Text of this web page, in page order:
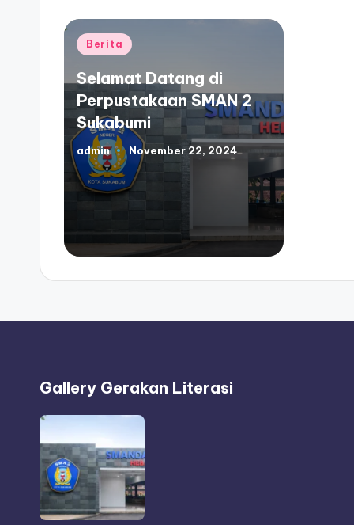
Posted
Berita
Selamat Datang di
Perpustakaan SMAN 2
Sukabumi
Posted
by
admin November 22, 2024
Gallery Gerakan Literasi